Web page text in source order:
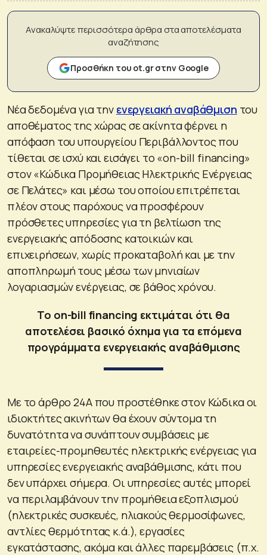
Ανακαλύψτε περισσότερα άρθρα στα αποτελέσματα
αναζήτησης
Προσθήκη του ot.gr στην Google
Νέα δεδομένα για την ενεργειακή αναβάθμιση του
αποθέματος της χώρας σε ακίνητα φέρνει η
απόφαση του υπουργείου Περιβάλλοντος που
τίθεται σε ισχύ και εισάγει το «on-bill financing»
στον «Κώδικα Προμήθειας Ηλεκτρικής Ενέργειας
σε Πελάτες» και μέσω του οποίου επιτρέπεται
πλέον στους παρόχους να προσφέρουν
πρόσθετες υπηρεσίες για τη βελτίωση της
ενεργειακής απόδοσης κατοικιών και
επιχειρήσεων, χωρίς προκαταβολή και με την
αποπληρωμή τους μέσω των μηνιαίων
λογαριασμών ενέργειας, σε βάθος χρόνου.
Το on-bill financing εκτιμάται ότι θα
αποτελέσει βασικό όχημα για τα επόμενα
προγράμματα ενεργειακής αναβάθμισης
Με το άρθρο 24Α που προστέθηκε στον Κώδικα οι
ιδιοκτήτες ακινήτων θα έχουν σύντομα τη
δυνατότητα να συνάπτουν συμβάσεις με
εταιρείες-προμηθευτές ηλεκτρικής ενέργειας για
υπηρεσίες ενεργειακής αναβάθμισης, κάτι που
δεν υπάρχει σήμερα. Οι υπηρεσίες αυτές μπορεί
να περιλαμβάνουν την προμήθεια εξοπλισμού
(ηλεκτρικές συσκευές, ηλιακούς θερμοσίφωνες,
αντλίες θερμότητας κ.ά.), εργασίες
εγκατάστασης, ακόμα και άλλες παρεμβάσεις (π.χ.